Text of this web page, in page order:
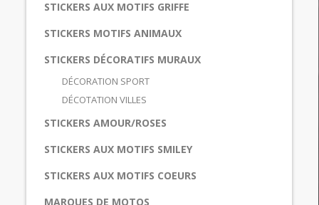
STICKERS AUX MOTIFS GRIFFE
STICKERS MOTIFS ANIMAUX
STICKERS DÉCORATIFS MURAUX
DÉCORATION SPORT
DÉCOTATION VILLES
STICKERS AMOUR/ROSES
STICKERS AUX MOTIFS SMILEY
STICKERS AUX MOTIFS COEURS
MARQUES DE MOTOS